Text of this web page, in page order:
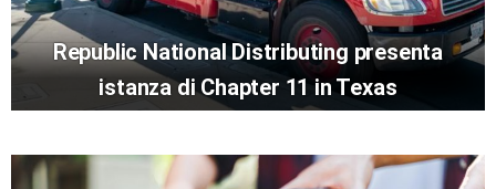
Republic National Distributing presenta
istanza di Chapter 11 in Texas